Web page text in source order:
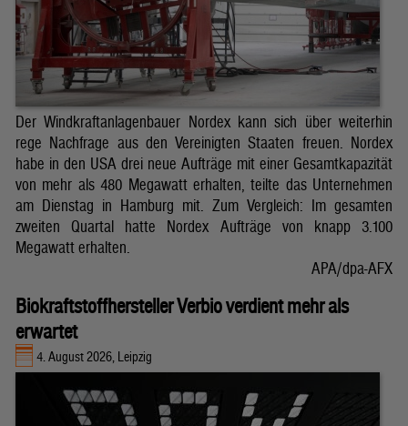
Der Windkraftanlagenbauer Nordex kann sich über weiterhin
rege Nachfrage aus den Vereinigten Staaten freuen. Nordex
habe in den USA drei neue Aufträge mit einer Gesamtkapazität
von mehr als 480 Megawatt erhalten, teilte das Unternehmen
am Dienstag in Hamburg mit. Zum Vergleich: Im gesamten
zweiten Quartal hatte Nordex Aufträge von knapp 3.100
Megawatt erhalten.
APA/dpa-AFX
Biokraftstoffhersteller Verbio verdient mehr als
erwartet
4. August 2026, Leipzig